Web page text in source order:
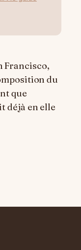
Francisco,
du
que
déjà en elle